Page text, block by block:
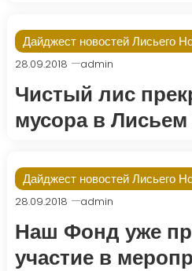
Дайджест новостей Лисьего
28.09.2018 admin
Чистый лис
мусора в
Дайджест новостей Лисьего
28.09.2018 admin
Наш Фонд уже
участие в